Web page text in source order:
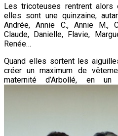
Les tricoteuses rentrent alors
elles sont une quinzaine,
Andrée, Annie C., Annie M.,
Claude, Danielle, Flavie,
Renée…
Quand elles sortent les
créer un maximum de
maternité d’Arbollé, en